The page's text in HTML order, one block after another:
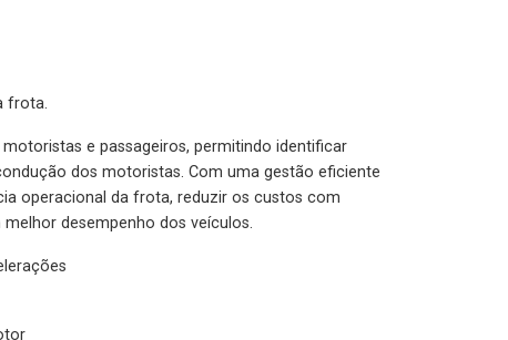
frota.
e passageiros, permitindo identificar
dos motoristas. Com uma gestão eficiente
operacional da frota, reduzir os custos com
desempenho dos veículos.